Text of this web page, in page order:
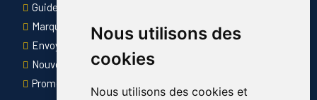
Nous utilisons des
cookies
Nous utilisons des cookies et
Guide des tailles
Marquage des vêtements professionnels
Envoyer Mandats administratifs
Nouveautés
Promotions